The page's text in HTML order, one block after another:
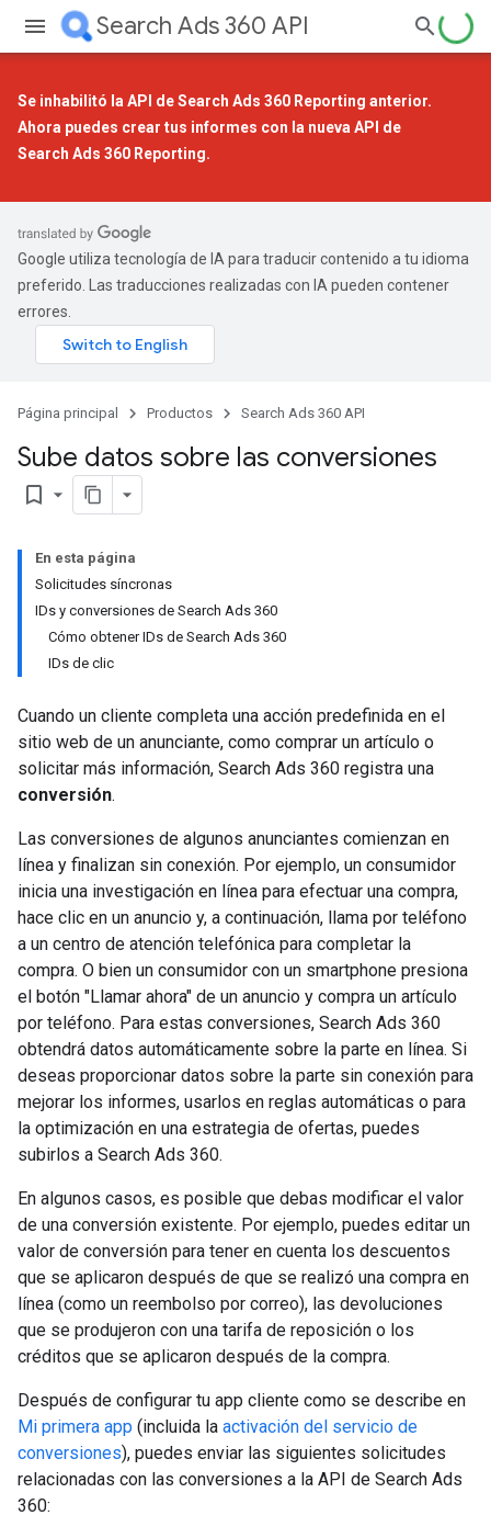
Search Ads 360 API
Se inhabilitó la API de Search Ads 360 Reporting anterior.
Ahora puedes crear tus informes con la nueva API de
Search Ads 360 Reporting.
Google utiliza tecnología de IA para traducir contenido a tu idioma
preferido. Las traducciones realizadas con IA pueden contener
errores.
Página principal Productos Search Ads 360 API
Sube datos sobre las conversiones
bookmark_border
En esta página
Solicitudes síncronas
IDs y conversiones de Search Ads 360
Cómo obtener IDs de Search Ads 360
IDs de clic
Cuando un cliente completa una acción predefinida en el
sitio web de un anunciante, como comprar un artículo o
solicitar más información, Search Ads 360 registra una
conversión.
Las conversiones de algunos anunciantes comienzan en
línea y finalizan sin conexión. Por ejemplo, un consumidor
inicia una investigación en línea para efectuar una compra,
hace clic en un anuncio y, a continuación, llama por teléfono
a un centro de atención telefónica para completar la
compra. O bien un consumidor con un smartphone presiona
el botón "Llamar ahora" de un anuncio y compra un artículo
por teléfono. Para estas conversiones, Search Ads 360
obtendrá datos automáticamente sobre la parte en línea. Si
deseas proporcionar datos sobre la parte sin conexión para
mejorar los informes, usarlos en reglas automáticas o para
la optimización en una estrategia de ofertas, puedes
subirlos a Search Ads 360.
En algunos casos, es posible que debas modificar el valor
de una conversión existente. Por ejemplo, puedes editar un
valor de conversión para tener en cuenta los descuentos
que se aplicaron después de que se realizó una compra en
línea (como un reembolso por correo), las devoluciones
que se produjeron con una tarifa de reposición o los
créditos que se aplicaron después de la compra.
Después de configurar tu app cliente como se describe en
Mi primera app (incluida la activación del servicio de
conversiones), puedes enviar las siguientes solicitudes
relacionadas con las conversiones a la API de Search Ads
360: